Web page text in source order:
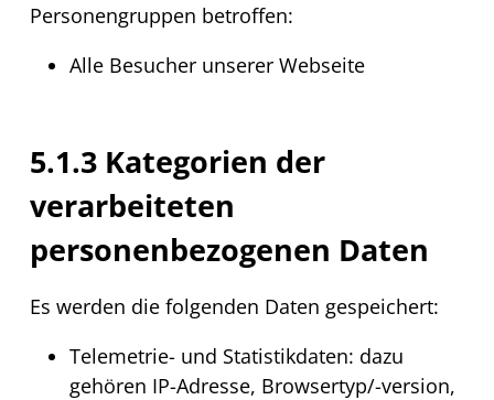
Personengruppen betroffen:
Alle Besucher unserer Webseite
5.1.3 Kategorien der
verarbeiteten
personenbezogenen Daten
Es werden die folgenden Daten gespeichert:
Telemetrie- und Statistikdaten: dazu
gehören IP-Adresse, Browsertyp/-version,